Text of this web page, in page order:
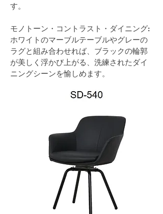
す。
モノトーン・コントラスト・ダイニング:
ホワイトのマーブルテーブルやグレーの
ラグと組み合わせれば、ブラックの輪郭
が美しく浮かび上がる、洗練されたダイ
ニングシーンを愉しめます。